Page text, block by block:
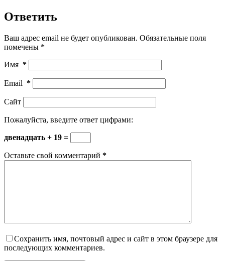
Ответить
Ваш адрес email не будет опубликован. Обязательные поля
помечены *
Имя *
Email *
Сайт
Пожалуйста, введите ответ цифрами:
двенадцать + 19 =
Оставьте свой комментарий *
Сохранить имя, почтовый адрес и сайт в этом браузере для
последующих комментариев.